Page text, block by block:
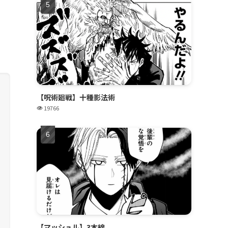
【呪術廻戦】十種影法術
19766